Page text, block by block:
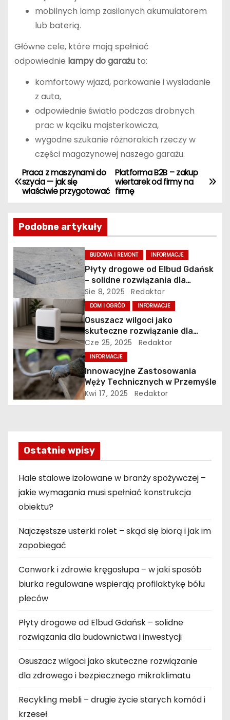
mobilnych lamp zasilanych akumulatorem
lub baterią.
Główne cele, które mają spełniać
odpowiednie lampy do garażuto:
komfortowy wjazd, parkowanie i wysiadanie
z auta,
odpowiednie światło podczas drobnych
prac w kąciku majsterkowicza,
wygodne szukanie różnorakich rzeczy w
części magazynowej naszego garażu.
N
w
i
g
a
c
j
a
w
p
s
u
Platforma B2B – zakup
wiertarek od firmy na
firmę
Praca z maszynami do
szycia — jak się
właściwie przygotować
Podobne artykuły
BUDOWA I REMONT INFORMACJE
Płyty drogowe od Elbud Gdańsk
– solidne rozwiązania dla
budownictwa i inwestycji
Sie 8, 2025 Redaktor
DOM I OGRÓD INFORMACJE
Osuszacz wilgoci jako
skuteczne rozwiązanie dla
zdrowego i bezpiecznego
mikroklimatu
Cze 25, 2025 Redaktor
INFORMACJE
Innowacyjne Zastosowania
Węży Technicznych w Przemyśle
Kwi 17, 2025 Redaktor
Ostatnie wpisy
Hale stalowe izolowane w branży spożywczej –
jakie wymagania musi spełniać konstrukcja
obiektu?
Najczęstsze usterki rolet – skąd się biorą i jak im
zapobiegać
Conwork i zdrowie kręgosłupa – w jaki sposób
biurka regulowane wspierają profilaktykę bólu
pleców
Płyty drogowe od Elbud Gdańsk – solidne
rozwiązania dla budownictwa i inwestycji
Osuszacz wilgoci jako skuteczne rozwiązanie
dla zdrowego i bezpiecznego mikroklimatu
Recykling mebli – drugie życie starych komód i
krzeseł